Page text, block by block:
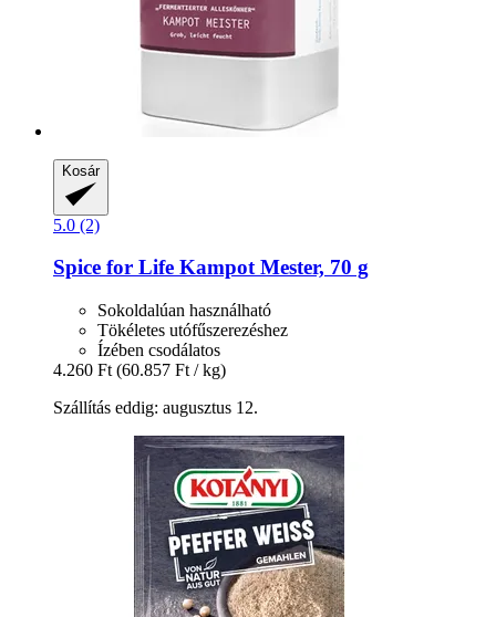
Kosár
5.0 (2)
Spice for Life Kampot Mester, 70 g
Sokoldalúan használható
Tökéletes utófűszerezéshez
Ízében csodálatos
4.260 Ft (60.857 Ft / kg)
Szállítás eddig: augusztus 12.